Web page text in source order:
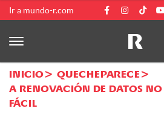
Ir a mundo-r.com
INICIO
QUECHEPARECE
A RENOVACIÓN DE DATOS
FÁCIL